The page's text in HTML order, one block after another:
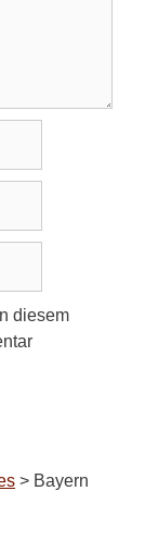
diesem
> Bayern